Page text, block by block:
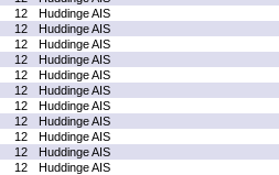
12
Huddinge AIS
12
Huddinge AIS
12
Huddinge AIS
12
Huddinge AIS
12
Huddinge AIS
12
Huddinge AIS
12
Huddinge AIS
12
Huddinge AIS
12
Huddinge AIS
12
Huddinge AIS
12
Huddinge AIS